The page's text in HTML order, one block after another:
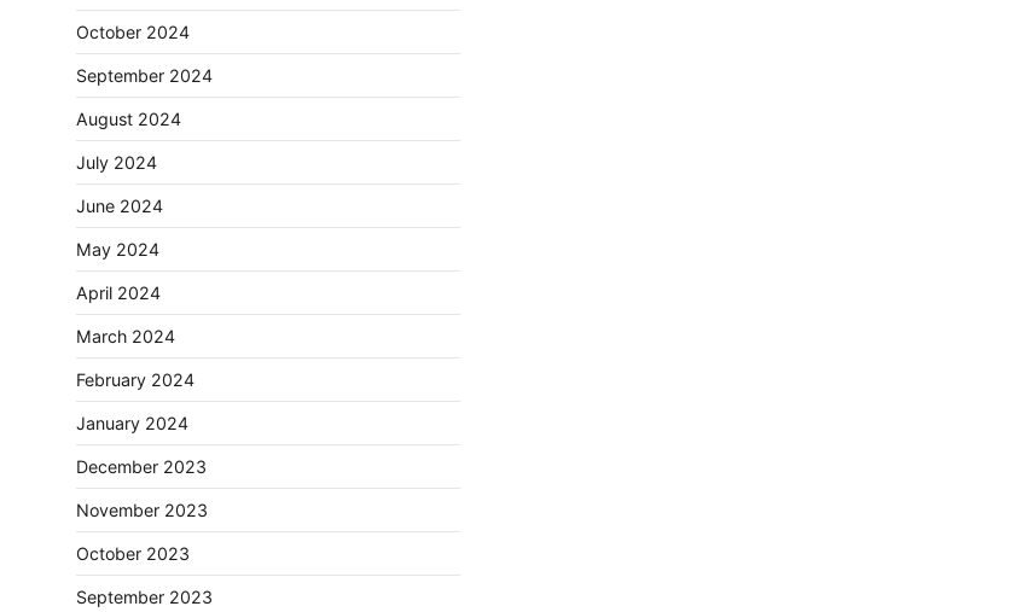
October 2024
September 2024
August 2024
July 2024
June 2024
May 2024
April 2024
March 2024
February 2024
January 2024
December 2023
November 2023
October 2023
September 2023